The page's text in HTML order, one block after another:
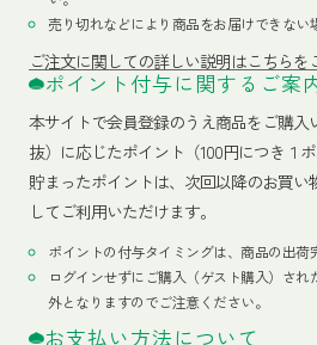
売り切れなどにより商品をお届けできない
ご注文に関しての詳しい説明はこちらを
ポイント付与に関するご案
本サイトで会員登録のうえ商品をご購入
抜）に応じたポイント（100円につき１
貯まったポイントは、次回以降のお買い
してご利用いただけます。
ポイントの付与タイミングは、商品の出荷
ログインせずにご購入（ゲスト購入）さ
外となりますのでご注意ください。
お支払い方法について